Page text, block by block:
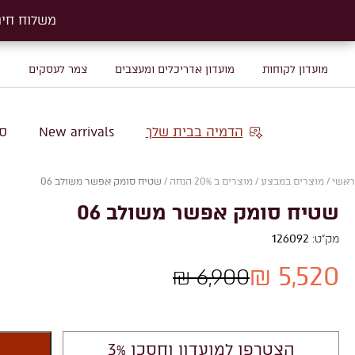
מועדון לקוחות מועדון אדריכלים ומעצבים צמר לעסקים
הדמיה בבית שלך New arrivals
ראשי / מוצרים במבצע / מוצרים ב 20% הנחה / שטיח סומק אפשר משולב 06
שטיח סומק אפשר משולב 06
מק"ט: 126092
6,900 ₪ 5,520 ₪
הצטרפו למועדון וחסכו 3%
משלוח חינם על
משלוח חינם על